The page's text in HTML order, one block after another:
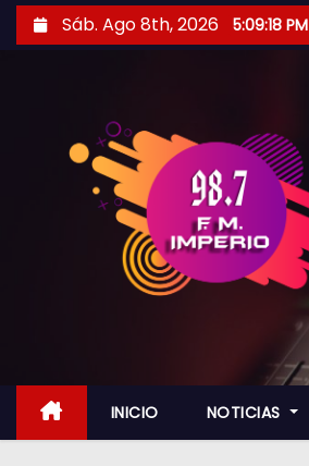
i
Sáb. Ago 8th, 2026 5:09:20 PM
INICIO NOTICIAS